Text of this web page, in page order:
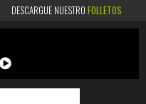
DESCARGUE NUESTRO FOLLETOS